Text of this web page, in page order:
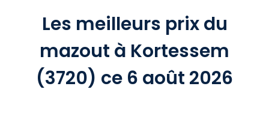
Les meilleurs prix du
mazout à Kortessem
(3720) ce 6 août 2026